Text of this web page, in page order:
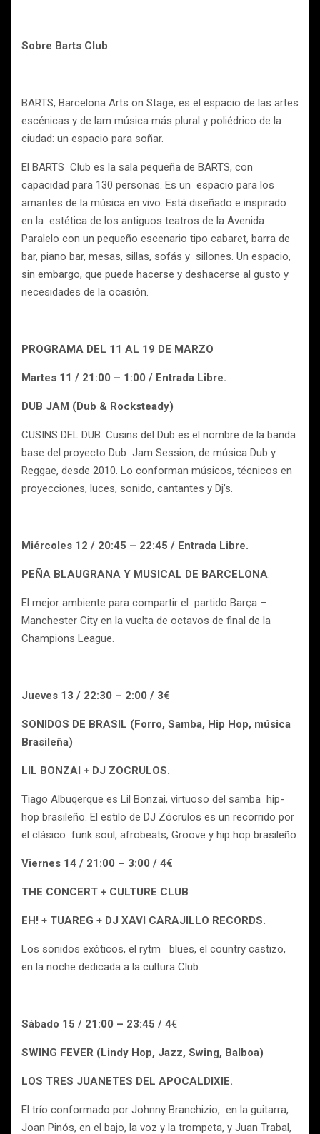
Sobre Barts Club
BARTS, Barcelona Arts on Stage, es el espacio de las artes
escénicas y de lam música más plural y poliédrico de la
ciudad: un espacio para soñar.
El BARTS Club es la sala pequeña de BARTS, con
capacidad para 130 personas. Es un espacio para los
amantes de la música en vivo. Está diseñado e inspirado
en la estética de los antiguos teatros de la Avenida
Paralelo con un pequeño escenario tipo cabaret, barra de
bar, piano bar, mesas, sillas, sofás y sillones. Un espacio,
sin embargo, que puede hacerse y deshacerse al gusto y
necesidades de la ocasión.
PROGRAMA DEL 11 AL 19 DE MARZO
Martes 11 / 21:00 – 1:00 / Entrada Libre.
DUB JAM (Dub & Rocksteady)
CUSINS DEL DUB. Cusins del Dub es el nombre de la banda
base del proyecto Dub Jam Session, de música Dub y
Reggae, desde 2010. Lo conforman músicos, técnicos en
proyecciones, luces, sonido, cantantes y Dj’s.
Miércoles 12 / 20:45 – 22:45 / Entrada Libre.
PEÑA BLAUGRANA Y MUSICAL DE BARCELONA.
El mejor ambiente para compartir el partido Barça –
Manchester City en la vuelta de octavos de final de la
Champions League.
Jueves 13 / 22:30 – 2:00 / 3€
SONIDOS DE BRASIL (Forro, Samba, Hip Hop, música
Brasileña)
LIL BONZAI + DJ ZOCRULOS.
Tiago Albuqerque es Lil Bonzai, virtuoso del samba hip-
hop brasileño. El estilo de DJ Zócrulos es un recorrido por
el clásico funk soul, afrobeats, Groove y hip hop brasileño.
Viernes 14 / 21:00 – 3:00 / 4€
THE CONCERT + CULTURE CLUB
EH! + TUAREG + DJ XAVI CARAJILLO RECORDS.
Los sonidos exóticos, el rytm blues, el country castizo,
en la noche dedicada a la cultura Club.
Sábado 15 / 21:00 – 23:45 / 4€
SWING FEVER (Lindy Hop, Jazz, Swing, Balboa)
LOS TRES JUANETES DEL APOCALDIXIE.
El trío conformado por Johnny Branchizio, en la guitarra,
Joan Pinós, en el bajo, la voz y la trompeta, y Juan Trabal,